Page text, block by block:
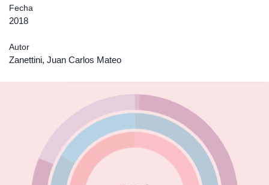
Fecha
2018
Autor
Zanettini, Juan Carlos Mateo